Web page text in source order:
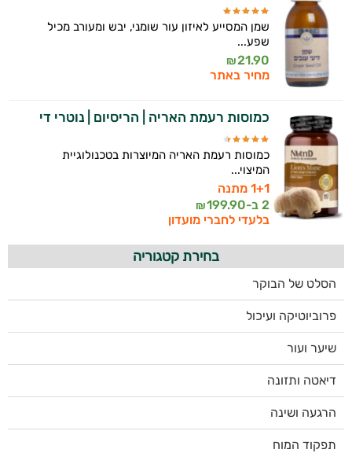
שמן המסייע לאיזון עור שומני, יבש ומעורב מכיל
שפע...
21.90
₪
מחיר באתר
כמוסות רעמת האריה | הריסיום | נוטרי די
כמוסות רעמת האריה המיוצרות בטכנולוגיית
המיצוי...
1+1 מתנה
2 ב-
199.90
₪
בלעדי לחברי מועדון
בחירת קטגוריה
הסלט של הבוקר
פרוביוטיקה ועיכול
שיער ועור
דיאטה ותזונה
הרגעה ושינה
תפקוד המוח